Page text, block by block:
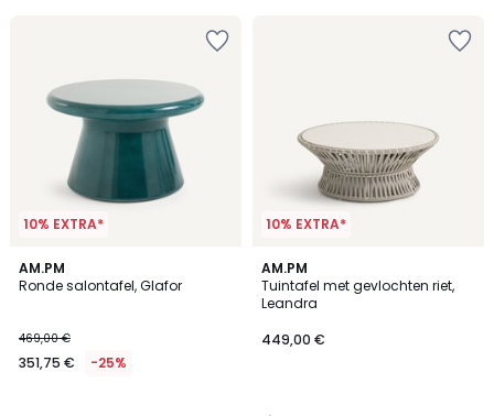
10% EXTRA*
AM.PM
Ronde salontafel, Glafor
469,00 €
351,75 € -25%
10% EXTRA*
AM.PM
Tuintafel met gevlochten riet,
Leandra
449,00 €
5
/
5